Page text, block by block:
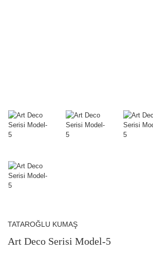
TATAROĞLU KUMAŞ
Art Deco Serisi Model-5